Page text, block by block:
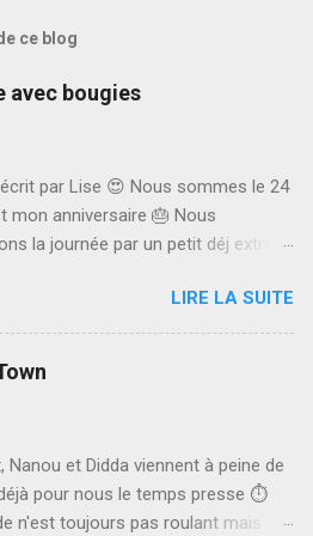
ce blog
bougies
par Lise 😍 Nous sommes le 24
mon anniversaire 🎂 Nous
la journée par un petit déj extra.
nous allons faire nos visas
d'Ivoire. J'ai adoré remplir les
avons fait des photocopies de
et tout déposé au bureau 📝
fait nos visas, nous sommes allés
c'est l'heure de manger. Il y a au
restaurants. Nous allons à un, la
va nous servir mais, vu que
LIRE LA SUITE
Nanou et Didda viennent à peine de
pour nous le temps presse ⏱️
n'est toujours pas roulant mais